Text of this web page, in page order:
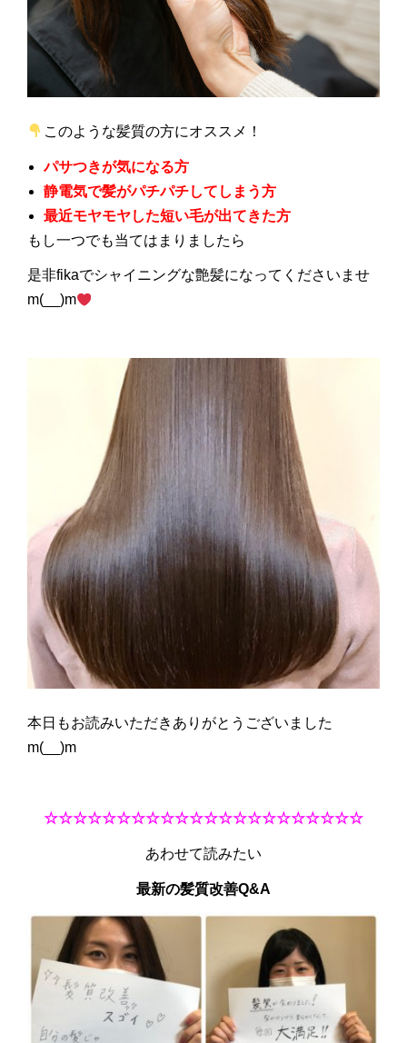
このような髪質の方にオススメ！
パサつきが気になる方
静電気で髪がパチパチしてしまう方
最近モヤモヤした短い毛が出てきた方
もし一つでも当てはまりましたら
是非fikaでシャイニングな艶髪になってくださいませ
m(__)m
本日もお読みいただきありがとうございました
m(__)m
☆☆☆☆☆☆☆☆☆☆☆☆☆☆☆☆☆☆☆☆☆☆
あわせて読みたい
最新の髪質改善Q&A